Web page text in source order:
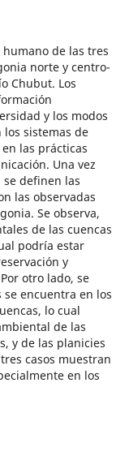
de las tres
norte y centro-
Chubut. Los
y los modos
sistemas de
las prácticas
Una vez
definen las
las observadas
Se observa,
de las cuencas
podría estar
y
otro lado, se
encuentra en los
lo cual
de las
y de las planicies
casos muestran
en los